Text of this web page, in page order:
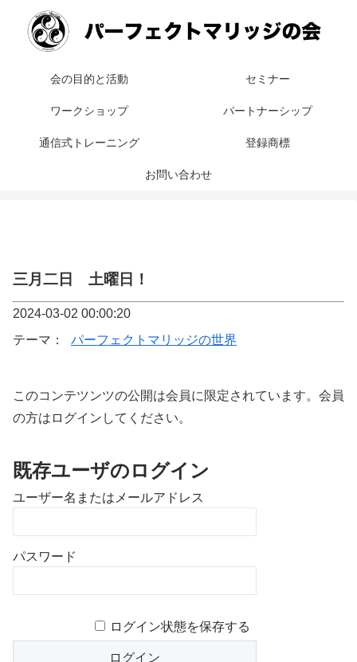
会の目的と活動 セミナー
ワークショップ パートナーシップ
通信式トレーニング 登録商標
お問い合わせ
三月二日 土曜日！
2024-03-02 00:00:20
テーマ：
パーフェクトマリッジの世界
このコンテツンツの公開は会員に限定されています。会員
の方はログインしてください。
既存ユーザのログイン
ユーザー名またはメールアドレス
パスワード
ログイン状態を保存する